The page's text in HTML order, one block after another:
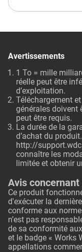
Avertissements
1 To = mille
réelle peut être
d’exploitation.
Téléchargement
générales doivent
peut être requis.
La durée de la
d’achat du
http://
connaître les
limitée et obtenir
Avis
Ce produit
d'exécuter la
conforme aux
n’est pas
de sa conformité
et le badge « Works
appellations